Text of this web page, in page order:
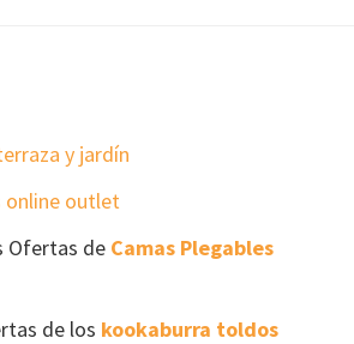
y jardín
online outlet
Ofertas de Camas Plegables
de los kookaburra toldos